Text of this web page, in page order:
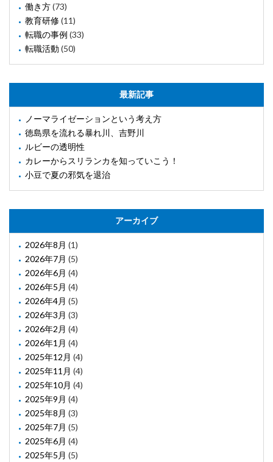
働き方(73)
教育研修(11)
転職の事例 (33)
転職活動 (50)
最新記事
ノーマライゼーションという考え方
徳島県を流れる暴れ川、吉野川
ルビーの透明性
カレーからスリランカを知っていこう！
小豆で夏の邪気を退治
アーカイブ
2026年8月 (1)
2026年7月 (5)
2026年6月 (4)
2026年5月 (4)
2026年4月 (5)
2026年3月 (3)
2026年2月 (4)
2026年1月 (4)
2025年12月 (4)
2025年11月 (4)
2025年10月 (4)
2025年9月 (4)
2025年8月 (3)
2025年7月 (5)
2025年6月 (4)
2025年5月 (5)